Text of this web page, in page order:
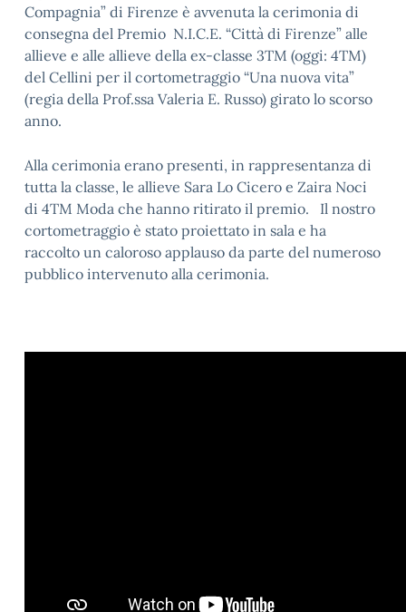
Compagnia” di Firenze è avvenuta la cerimonia di
consegna del Premio N.I.C.E. “Città di Firenze” alle
allieve e alle allieve della ex-classe 3TM (oggi: 4TM)
del Cellini per il cortometraggio “Una nuova vita”
(regia della Prof.ssa Valeria E. Russo) girato lo scorso
anno.
Alla cerimonia erano presenti, in rappresentanza di
tutta la classe, le allieve Sara Lo Cicero e Zaira Noci
di 4TM Moda che hanno ritirato il premio. Il nostro
cortometraggio è stato proiettato in sala e ha
raccolto un caloroso applauso da parte del numeroso
pubblico intervenuto alla cerimonia.